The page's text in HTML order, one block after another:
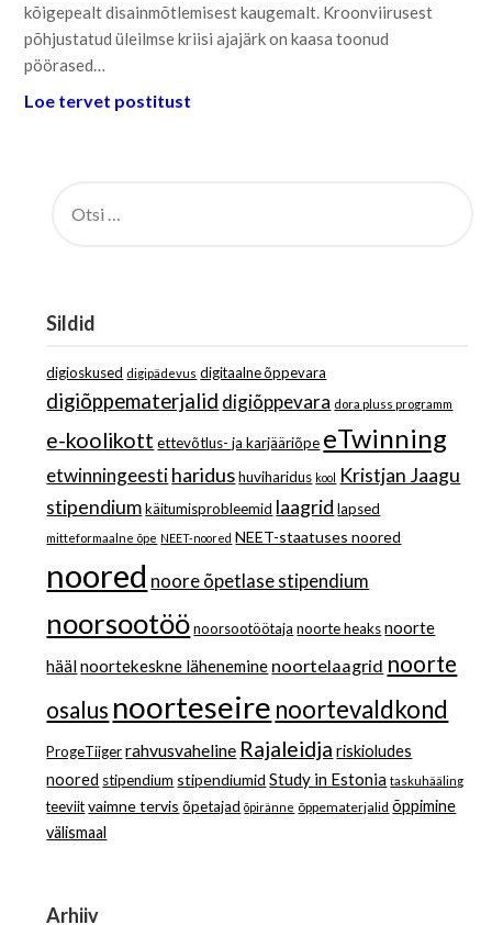
kõigepealt disainmõtlemisest kaugemalt. Kroonviirusest
põhjustatud üleilmse kriisi ajajärk on kaasa toonud
pöörased…
Loe tervet postitust
Sildid
digioskused digipädevus digitaalne õppevara
digiõppematerjalid digiõppevara dora pluss programm
e-koolikott ettevõtlus- ja karjääriõpe eTwinning
etwinningeestiharidus huviharidus kool Kristjan Jaagu
stipendium käitumisprobleemid laagrid lapsed
mitteformaalne õpe NEET-noored NEET-staatuses noored
noored noore õpetlase stipendium
noorsootöö noorsootöötaja noorte heaks noorte
häälnoortekeskne lähenemine noortelaagrid noorte
osalus noorteseire noortevaldkond
ProgeTiiger rahvusvaheline Rajaleidja riskioludes
noored stipendium stipendiumid Study in Estonia taskuhääling
teeviit vaimne tervis õpetajad õpiränne õppematerjalid õppimine
välismaal
Arhiiv